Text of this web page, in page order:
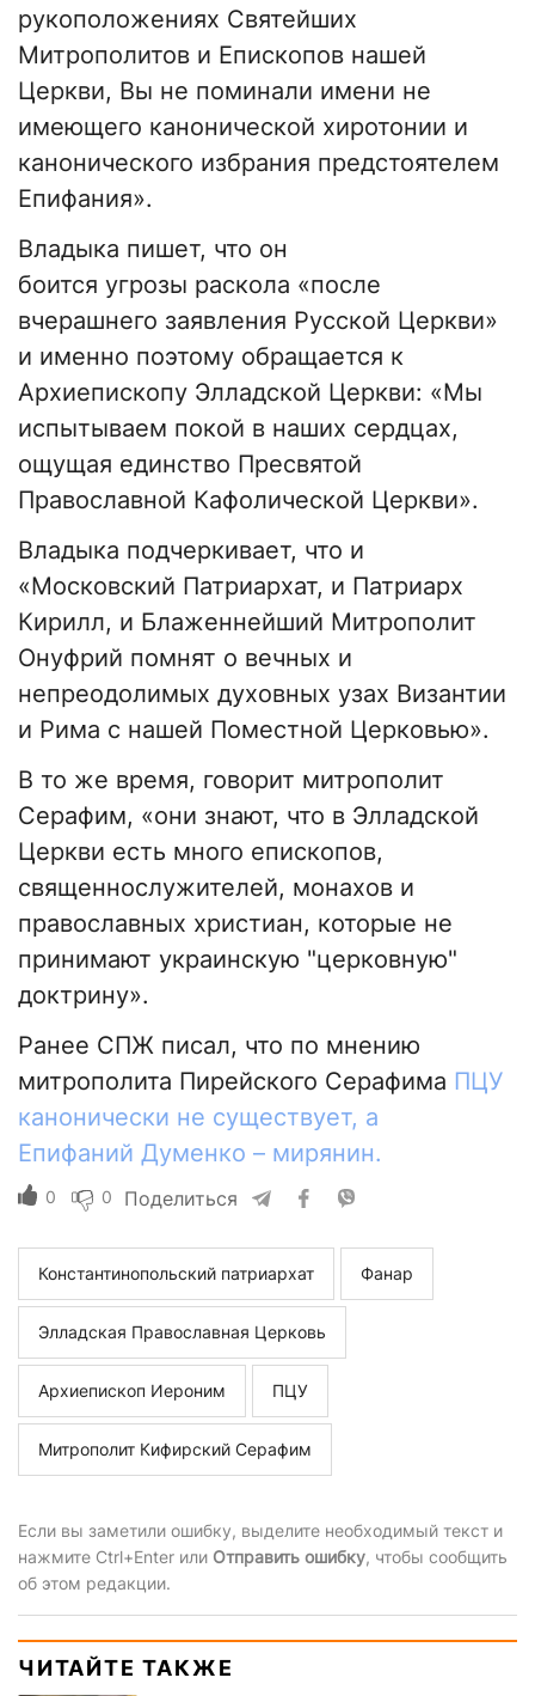
рукоположениях Святейших
Митрополитов и Епископов нашей
Церкви, Вы не поминали имени не
имеющего канонической хиротонии и
канонического избрания предстоятелем
Епифания».
Владыка пишет, что он
боится угрозы раскола «после
вчерашнего заявления Русской Церкви»
и именно поэтому обращается к
Архиепископу Элладской Церкви: «Мы
испытываем покой в наших сердцах,
ощущая единство Пресвятой
Православной Кафолической Церкви».
Владыка подчеркивает, что и
«Московский Патриархат, и Патриарх
Кирилл, и Блаженнейший Митрополит
Онуфрий помнят о вечных и
непреодолимых духовных узах Византии
и Рима с нашей Поместной Церковью».
В то же время, говорит митрополит
Серафим, «они знают, что в Элладской
Церкви есть много епископов,
священнослужителей, монахов и
православных христиан, которые не
принимают украинскую "церковную"
доктрину».
Ранее СПЖ писал, что по мнению
митрополита Пирейского Серафима ПЦУ
канонически не существует, а
Епифаний Думенко – мирянин.
0 0 Поделиться
Константинопольский патриархат Фанар
Элладская Православная Церковь
Архиепископ Иероним ПЦУ
Митрополит Кифирский Серафим
Если вы заметили ошибку, выделите необходимый текст и
нажмите Ctrl+Enter или Отправить ошибку, чтобы сообщить
об этом редакции.
ЧИТАЙТЕ ТАКЖЕ